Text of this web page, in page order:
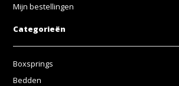
Mijn bestellingen
Categorieën
Boxsprings
Bedden